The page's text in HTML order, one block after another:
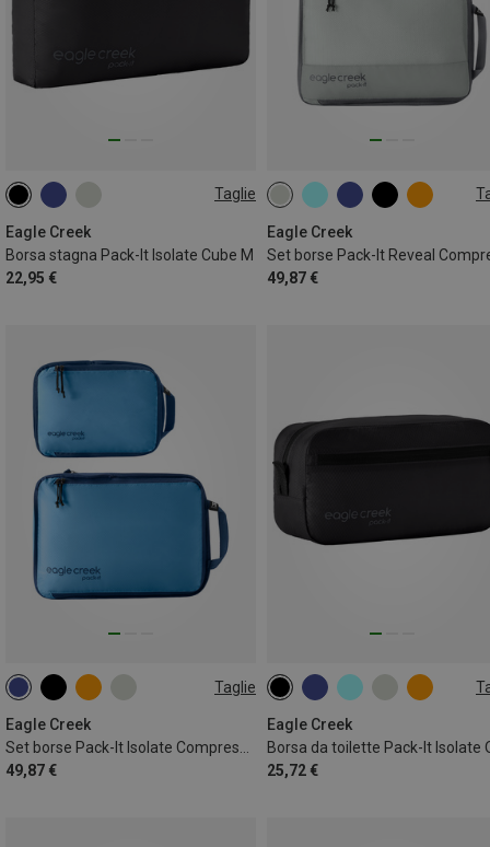
Taglie
Eagle Creek
Borsa stagna Pack-It Isolate Cube M
22,95 €
7L | M
Eagle Creek
49,87 €
ONE SIZE
Taglie
Eagle Creek
49,87 €
ONE SIZE
Eagle Creek
25,72 €
2L | S